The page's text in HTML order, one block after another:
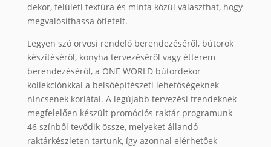
dekor, felületi textúra és minta közül választhat, hogy
megvalósíthassa ötleteit.
Legyen szó orvosi rendelő berendezéséről, bútorok
készítéséről, konyha tervezéséről vagy étterem
berendezéséről, a ONE WORLD bútordekor
kollekciónkkal a belsőépítészeti lehetőségeknek
nincsenek korlátai. A legújabb tervezési trendeknek
megfelelően készült promóciós raktár programunk
46 színből tevődik össze, melyeket állandó
raktárkészleten tartunk, így azonnal elérhetőek